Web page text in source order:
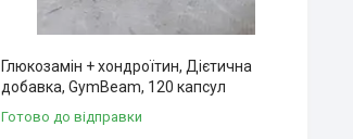
Глюкозамін + хондроїтин, Дієтична
добавка, GymBeam, 120 капсул
Готово до відправки